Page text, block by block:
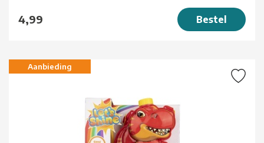
4,99 Bestel
Aanbieding